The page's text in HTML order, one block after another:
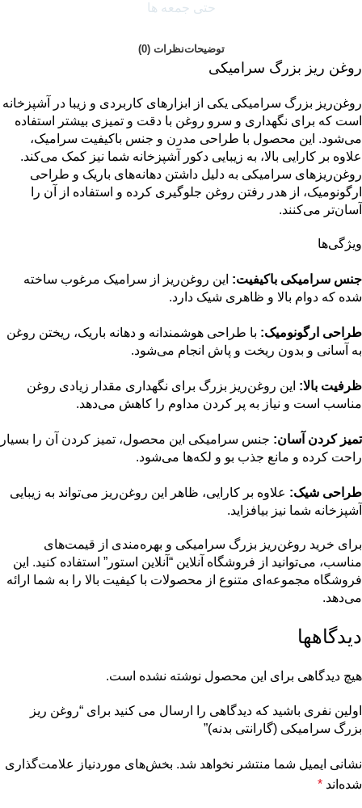
حتی جمعه ها
توضیحاتنظرات (0)
روغن ریز بزرگ سرامیکی
روغن‌ریز بزرگ سرامیکی یکی از ابزارهای کاربردی و زیبا در آشپزخانه
است که برای نگهداری و سرو روغن با دقت و تمیزی بیشتر استفاده
می‌شود. این محصول با طراحی مدرن و جنس باکیفیت سرامیک،
علاوه بر کارایی بالا، به زیبایی دکور آشپزخانه شما نیز کمک می‌کند.
روغن‌ریزهای سرامیکی به دلیل داشتن دهانه‌های باریک و طراحی
ارگونومیک، از هدر رفتن روغن جلوگیری کرده و استفاده از آن را
آسان‌تر می‌کنند.
ویژگی‌ها
جنس سرامیکی باکیفیت: این روغن‌ریز از سرامیک مرغوب ساخته
شده که دوام بالا و ظاهری شیک دارد.
طراحی ارگونومیک: با طراحی هوشمندانه و دهانه باریک، ریختن روغن
به آسانی و بدون ریخت و پاش انجام می‌شود.
ظرفیت بالا: این روغن‌ریز بزرگ برای نگهداری مقدار زیادی روغن
مناسب است و نیاز به پر کردن مداوم را کاهش می‌دهد.
تمیز کردن آسان: جنس سرامیکی این محصول، تمیز کردن آن را بسیار
راحت کرده و مانع جذب بو و لکه‌ها می‌شود.
طراحی شیک: علاوه بر کارایی، ظاهر این روغن‌ریز می‌تواند به زیبایی
آشپزخانه شما نیز بیافزاید.
برای خرید روغن‌ریز بزرگ سرامیکی و بهره‌مندی از قیمت‌های
مناسب، می‌توانید از فروشگاه آنلاین “آنلاین استور” استفاده کنید. این
فروشگاه مجموعه‌ای متنوع از محصولات با کیفیت بالا را به شما ارائه
می‌دهد.
دیدگاهها
هیچ دیدگاهی برای این محصول نوشته نشده است.
اولین نفری باشید که دیدگاهی را ارسال می کنید برای “روغن ریز
بزرگ سرامیکی (گارانتی بدنه)”
نشانی ایمیل شما منتشر نخواهد شد. بخش‌های موردنیاز علامت‌گذاری
شده‌اند *